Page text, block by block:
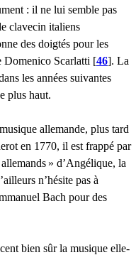
: il ne lui semble pas
clavecin italiens
des doigtés pour les
Domenico Scarlatti [46]. La
les années suivantes
plus haut.
allemande, plus tard
en 1770, il est frappé par
» d’Angélique, la
n’hésite pas à
Bach pour des
bien sûr la musique elle-